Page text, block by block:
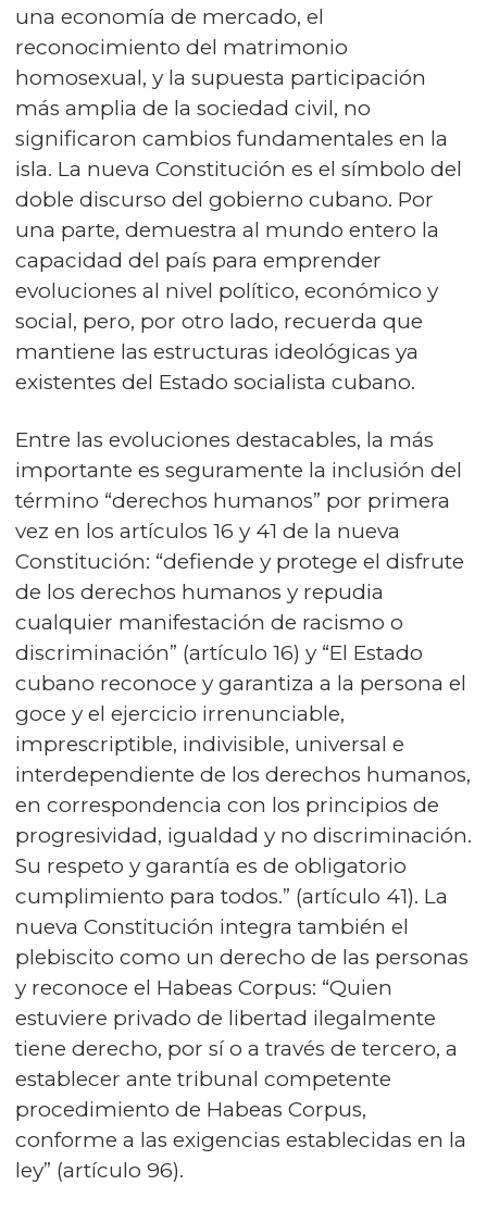
una economía de mercado, el
reconocimiento del matrimonio
homosexual, y la supuesta participación
más amplia de la sociedad civil, no
significaron cambios fundamentales en la
isla. La nueva Constitución es el símbolo del
doble discurso del gobierno cubano. Por
una parte, demuestra al mundo entero la
capacidad del país para emprender
evoluciones al nivel político, económico y
social, pero, por otro lado, recuerda que
mantiene las estructuras ideológicas ya
existentes del Estado socialista cubano.
Entre las evoluciones destacables, la más
importante es seguramente la inclusión del
término “derechos humanos” por primera
vez en los artículos 16 y 41 de la nueva
Constitución: “defiende y protege el disfrute
de los derechos humanos y repudia
cualquier manifestación de racismo o
discriminación” (artículo 16) y “El Estado
cubano reconoce y garantiza a la persona el
goce y el ejercicio irrenunciable,
imprescriptible, indivisible, universal e
interdependiente de los derechos humanos,
en correspondencia con los principios de
progresividad, igualdad y no discriminación.
Su respeto y garantía es de obligatorio
cumplimiento para todos.” (artículo 41). La
nueva Constitución integra también el
plebiscito como un derecho de las personas
y reconoce el Habeas Corpus: “Quien
estuviere privado de libertad ilegalmente
tiene derecho, por sí o a través de tercero, a
establecer ante tribunal competente
procedimiento de Habeas Corpus,
conforme a las exigencias establecidas en la
ley” (artículo 96).